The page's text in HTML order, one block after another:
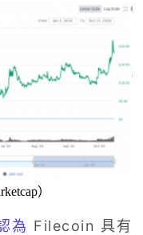
）
為 Filecoin 具有